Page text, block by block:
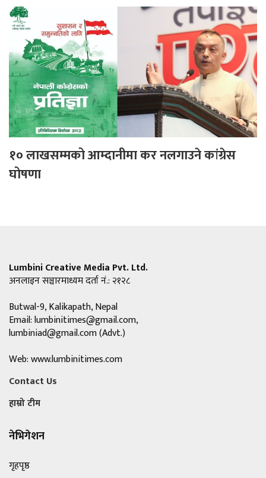
१० लाखसम्मको आम्दानीमा कर नलगाउने कांग्रेस
घोषणा
Lumbini Creative Media Pvt. Ltd.
अनलाइन सञ्चारमाध्यम दर्ता नं.: २१२८
Butwal-9, Kalikapath, Nepal
Email:lumbinitimes@gmail.com,
lumbiniad@gmail.com(Advt.)
Web: www.lumbinitimes.com
Contact Us
हाम्रो टीम
नेभिगेशन
गृहपृष्ठ